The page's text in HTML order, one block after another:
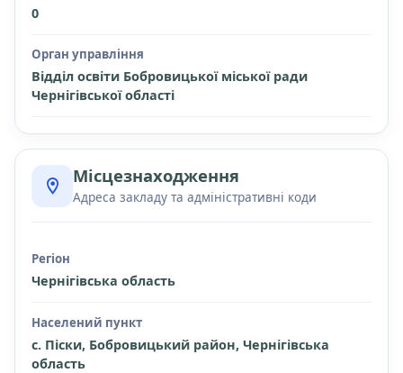
0
Орган управління
Відділ освіти Бобровицької міської ради
Чернігівської області
Місцезнаходження
Адреса закладу та адміністративні коди
Регіон
Чернігівська область
Населений пункт
с. Піски, Бобровицький район, Чернігівська
область